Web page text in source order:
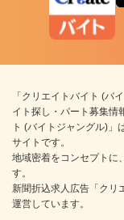
「クリエイトバイト (バ
イト探し・パート募集情
ト (バイトジャングル)」
サイトです。
地域密着をコンセプトに
す。
新聞折込求人広告「クリ
運営しています。